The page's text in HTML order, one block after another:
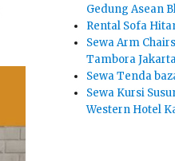
Gedung Asean
Rental Sofa
Sewa Arm
Tambora
Sewa Tenda
Sewa Kursi
Western Hotel